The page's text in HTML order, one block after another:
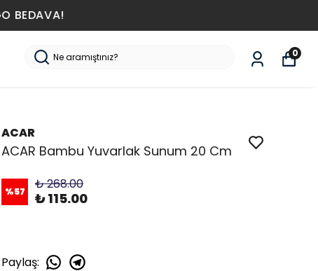
0
ACAR
ACAR Bambu Yuvarlak Sunum 20 Cm
%57 ₺ 268.00
₺ 115.00
Paylaş: